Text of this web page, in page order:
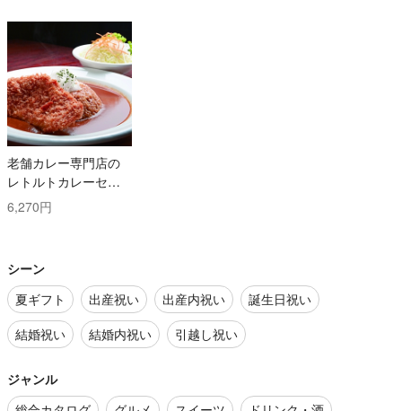
老舗カレー専門店の
レトルトカレーセッ
ト
6,270円
シーン
夏ギフト
出産祝い 出産内祝い
誕生日祝い
結婚祝い
結婚内祝い 引越し祝い
ジャンル